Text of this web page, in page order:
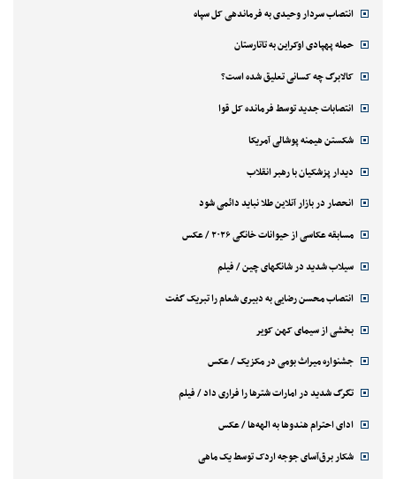
انتصاب سردار وحیدی به فرماندهی کل سپاه
حمله پهپادی اوکراین به تاتارستان
کالابرگ چه کسانی تعلیق شده است؟
انتصابات جدید توسط فرمانده کل قوا
شکستن هیمنه پوشالی آمریکا
دیدار پزشکیان با رهبر انقلاب
انحصار در بازار آنلاین طلا نباید دائمی شود
مسابقه عکاسی از حیوانات خانگی ۲۰۲۶ / عکس
سیلاب شدید در شانگهای چین / فیلم
انتصاب محسن رضایی به دبیری شعام را تبریک گفت
بخشی از سیمای کهن کویر
جشنواره میراث بومی در مکزیک / عکس
تگرگ شدید در امارات شترها را فراری داد / فیلم
ادای احترام هندوها به الهه‌ها / عکس
شکار برق‌آسای جوجه اردک توسط یک ماهی